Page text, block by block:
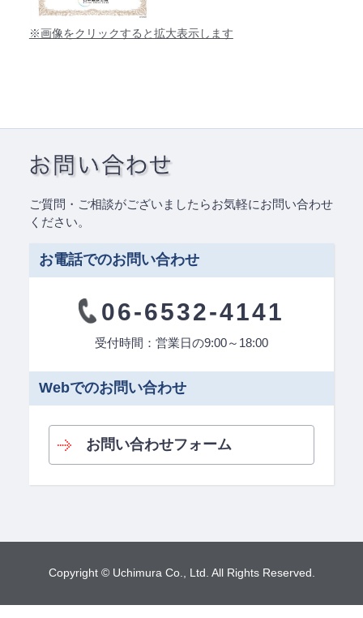
※画像をクリックすると拡大表示します
ご質問・ご相談がございましたらお気軽にお問い合わせ
ください。
お電話でのお問い合わせ
06-6532-4141
受付時間：営業日の9:00～18:00
Webでのお問い合わせ
お問い合わせフォーム
Copyright © Uchimura Co., Ltd. All Rights Reserved.